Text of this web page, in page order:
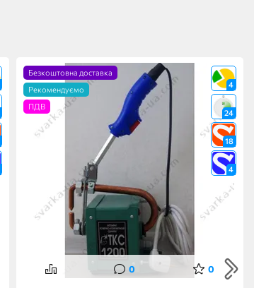
4
24
18
4
Безкоштовна доставка
Рекомендуємо
ПДВ
0 0